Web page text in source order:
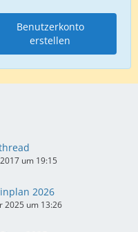
Benutzerkonto
erstellen
um 19:15
2026
2025 um 13:26